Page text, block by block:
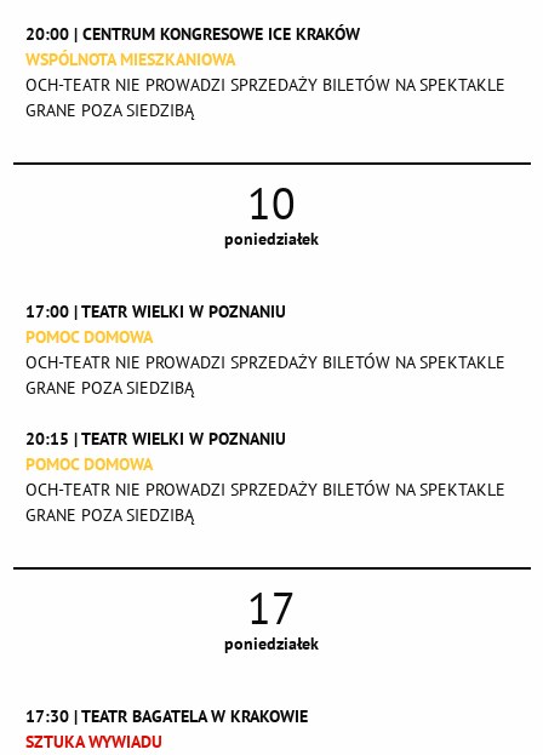
20:00 | CENTRUM KONGRESOWE ICE KRAKÓW
WSPÓLNOTA MIESZKANIOWA
OCH-TEATR NIE PROWADZI SPRZEDAŻY BILETÓW NA SPEKTAKLE
GRANE POZA SIEDZIBĄ
10
poniedziałek
17:00 | TEATR WIELKI W POZNANIU
POMOC DOMOWA
OCH-TEATR NIE PROWADZI SPRZEDAŻY BILETÓW NA SPEKTAKLE
GRANE POZA SIEDZIBĄ
20:15 | TEATR WIELKI W POZNANIU
POMOC DOMOWA
OCH-TEATR NIE PROWADZI SPRZEDAŻY BILETÓW NA SPEKTAKLE
GRANE POZA SIEDZIBĄ
17
poniedziałek
17:30 | TEATR BAGATELA W KRAKOWIE
SZTUKA WYWIADU